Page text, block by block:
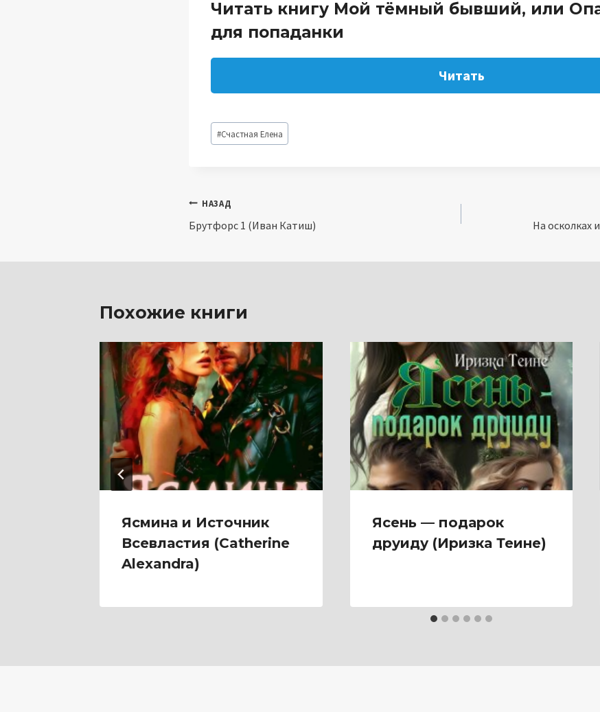
Читать книгу Мой тёмный бывший, или
для попаданки
Читать
Метки
записи:
#Счастная Елена
Навигация
по
НАЗАД
Брутфорс 1 (Иван Катиш) На осколках
Похожие книги
Ясмина и Источник
Всевластия (Catherine
Alexandra)
Ясень — подарок
друиду (Иризка Теине)